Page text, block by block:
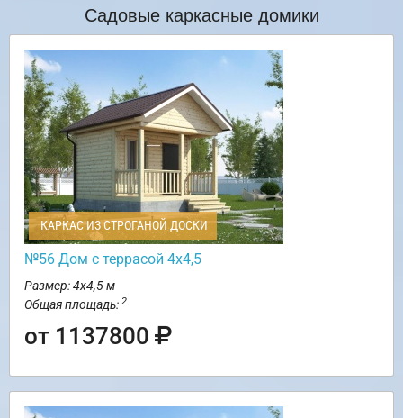
Садовые каркасные домики
КАРКАС ИЗ СТРОГАНОЙ ДОСКИ
№56 Дом с террасой 4х4,5
Размер: 4х4,5 м
Общая площадь: 2
от 1137800